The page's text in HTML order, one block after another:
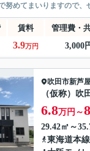
努めてまいりますので、
賃料 管理費・
3.9万円 3,000
吹田市新芦
（仮称）吹
6.8万円～
29.42㎡～
東海道本線